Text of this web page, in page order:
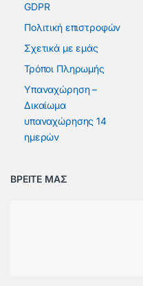
GDPR
Πολιτική επιστροφών
Σχετικά με εμάς
Τρόποι Πληρωμής
Υπαναχώρηση –
Δικαίωμα
υπαναχώρησης 14
ημερών
ΒΡΕΙΤΕ ΜΑΣ